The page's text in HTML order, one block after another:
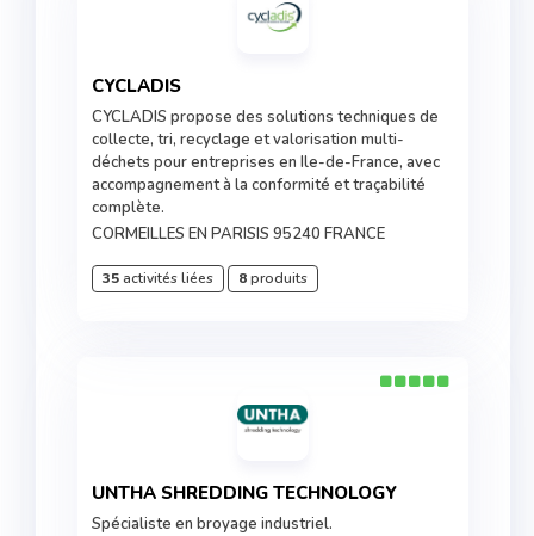
CYCLADIS
CYCLADIS propose des solutions techniques de
collecte, tri, recyclage et valorisation multi-
déchets pour entreprises en Ile-de-France, avec
accompagnement à la conformité et traçabilité
complète.
CORMEILLES EN PARISIS 95240 FRANCE
35activités liées 8produits
UNTHA SHREDDING TECHNOLOGY
Spécialiste en broyage industriel.